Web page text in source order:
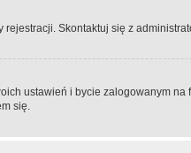
Skontaktuj się z
ustawień i bycie zalogowanym
się.